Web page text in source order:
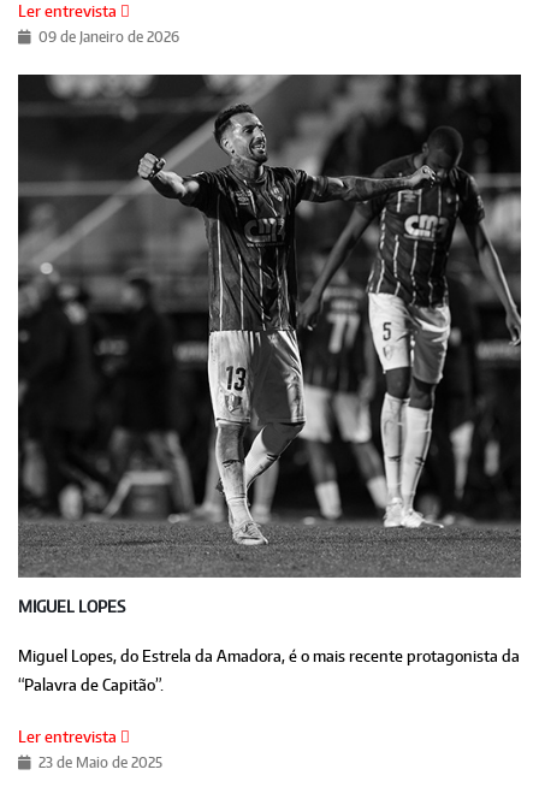
Ler entrevista
09 de Janeiro de 2026
MIGUEL LOPES
Miguel Lopes, do Estrela da Amadora, é o mais recente protagonista da
“Palavra de Capitão”.
Ler entrevista
23 de Maio de 2025